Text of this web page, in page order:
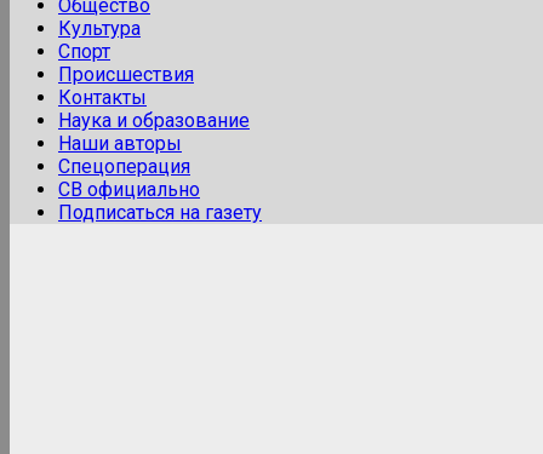
Общество
Культура
Спорт
Происшествия
Контакты
Наука и образование
Наши авторы
Спецоперация
СВ официально
Подписаться на газету